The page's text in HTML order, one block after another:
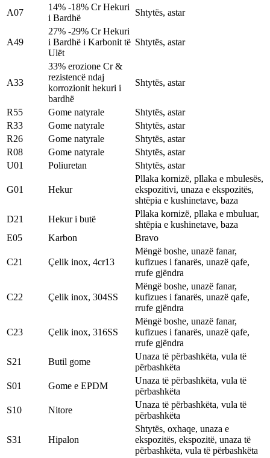
A07
14% -18% Cr Hekuri
i Bardhë
Shtytës, astar
A49
27% -29% Cr Hekuri
i Bardhë i Karbonit të
Ulët
Shtytës, astar
A33
33% erozione Cr &
rezistencë ndaj
korrozionit hekuri i
bardhë
Shtytës, astar
R55 Gome natyrale
Shtytës, astar
R33
Gome natyrale
Shtytës, astar
R26
Gome natyrale
Shtytës, astar
R08
Gome natyrale
Shtytës, astar
U01
Poliuretan Shtytës, astar
G01 Hekur
Pllaka kornizë, pllaka e mbulesës,
ekspozitivi, unaza e ekspozitës,
shtëpia e kushinetave, baza
D21
Hekur i butë
Pllaka kornizë, pllaka e mbuluar,
shtëpia e kushinetave, baza
E05
Karbon Bravo
C21 Çelik inox, 4cr13
Mëngë boshe, unazë fanar,
kufizues i fanarës, unazë qafe,
rrufe gjëndra
C22 Çelik inox, 304SS
Mëngë boshe, unazë fanar,
kufizues i fanarës, unazë qafe,
rrufe gjëndra
C23 Çelik inox, 316SS
Mëngë boshe, unazë fanar,
kufizues i fanarës, unazë qafe,
rrufe gjëndra
S21
Butil gome
Unaza të përbashkëta, vula të
përbashkëta
S01
Gome e EPDM
Unaza të përbashkëta, vula të
përbashkëta
S10
Nitore
Unaza të përbashkëta, vula të
përbashkëta
S31 Hipalon
Shtytës, oxhaqe, unaza e
ekspozitës, ekspozitë, unaza të
përbashkëta, vula të përbashkëta